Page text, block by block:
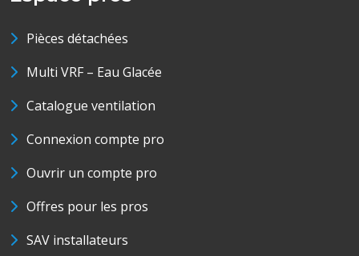
Pièces détachées
Multi VRF – Eau Glacée
Catalogue ventilation
Connexion compte pro
Ouvrir un compte pro
Offres pour les pros
SAV installateurs